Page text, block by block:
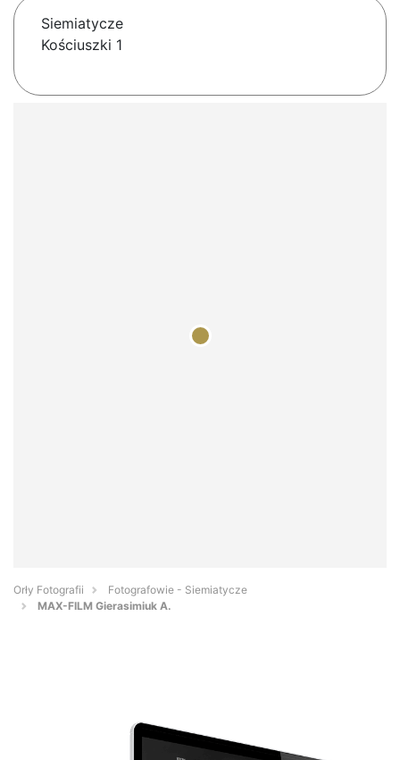
Siemiatycze
Kościuszki 1
Orły Fotografii
Fotografowie - Siemiatycze
MAX-FILM Gierasimiuk A.